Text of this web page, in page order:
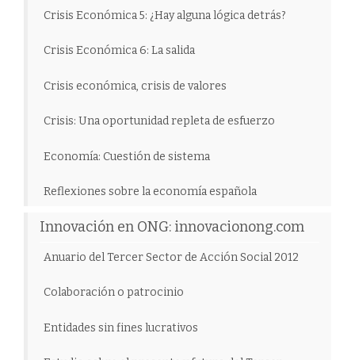
Crisis Económica 5: ¿Hay alguna lógica detrás?
Crisis Económica 6: La salida
Crisis económica, crisis de valores
Crisis: Una oportunidad repleta de esfuerzo
Economía: Cuestión de sistema
Reflexiones sobre la economía española
Innovación en ONG: innovacionong.com
Anuario del Tercer Sector de Acción Social 2012
Colaboración o patrocinio
Entidades sin fines lucrativos